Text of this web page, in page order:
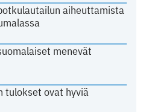
aiheuttamista
menevät
tulokset ovat hyviä